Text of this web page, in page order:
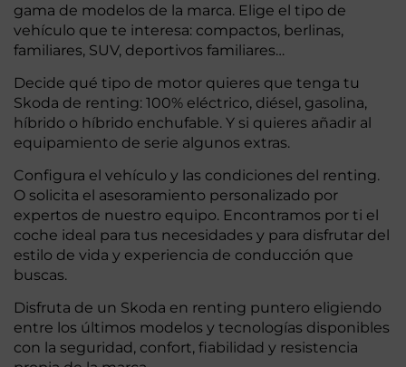
gama de modelos de la marca. Elige el tipo de
vehículo que te interesa: compactos, berlinas,
familiares, SUV, deportivos familiares…
Decide qué tipo de motor quieres que tenga tu
Skoda de renting: 100% eléctrico, diésel, gasolina,
híbrido o híbrido enchufable. Y si quieres añadir al
equipamiento de serie algunos extras.
Configura el vehículo y las condiciones del renting.
O solicita el asesoramiento personalizado por
expertos de nuestro equipo. Encontramos por ti el
coche ideal para tus necesidades y para disfrutar del
estilo de vida y experiencia de conducción que
buscas.
Disfruta de un Skoda en renting puntero eligiendo
entre los últimos modelos y tecnologías disponibles
con la seguridad, confort, fiabilidad y resistencia